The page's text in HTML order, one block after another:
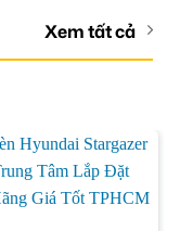
Xem tất cả